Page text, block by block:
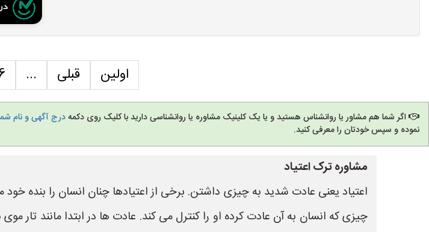
اولین قبلی ...
اگر شما هم مشاور یا روانشناس هستید و یا یک کلینیک مشاوره یا روانشناسی دارید با کلیک روی دکمهدرج آگهی و نام
نموده و سپس خودتان را معرفی کنید.
مشاوره ترک اعتیاد
اعتیاد یعنی عادت شدید به چیزی داشتن. برخی از اعتیادها چنان انسان را بنده
چیزی که انسان به آن عادت کرده او را کنترل می کند. عادت ها در ابتدا مانند تار